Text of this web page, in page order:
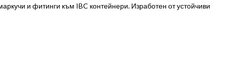
и фитинги към IBC контейнери. Изработен от устойчиви